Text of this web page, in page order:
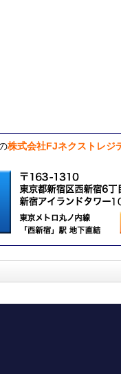
株式会社FJネクストレジ